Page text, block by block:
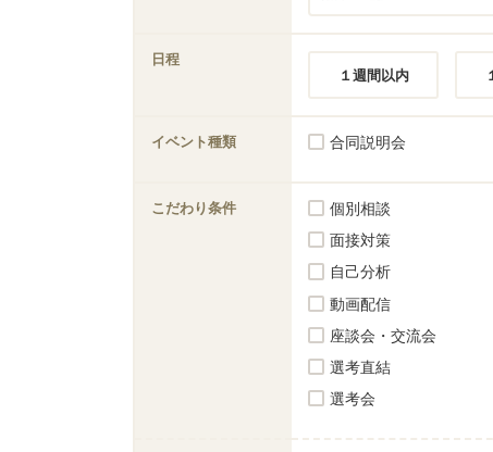
日程
１週間以内
イベント種類 合同説明会
こだわり条件 個別相談
面接対策
自己分析
動画配信
座談会・交流会
選考直結
選考会